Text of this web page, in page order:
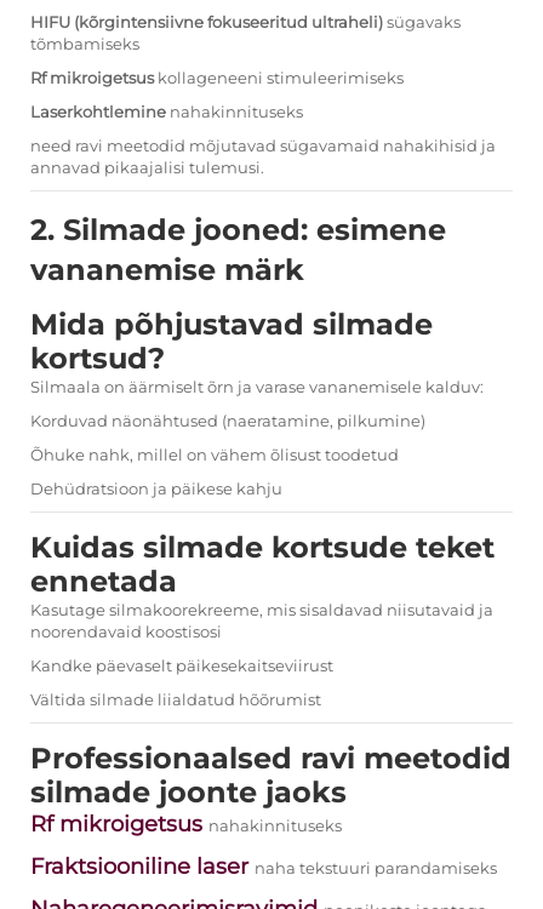
HIFU (kõrgintensiivne fokuseeritud ultraheli)sügavaks
tõmbamiseks
Rf mikroigetsuskollageneeni stimuleerimiseks
Laserkohtlemine nahakinnituseks
need ravi meetodid mõjutavad sügavamaid nahakihisid ja
annavad pikaajalisi tulemusi.
2. Silmade jooned: esimene
vananemise märk
Mida põhjustavad silmade
kortsud?
Silmaala on äärmiselt õrn ja varase vananemisele kalduv:
Korduvad näonähtused (naeratamine, pilkumine)
Õhuke nahk, millel on vähem õlisust toodetud
Dehüdratsioon ja päikese kahju
Kuidas silmade kortsude teket
ennetada
Kasutage silmakoorekreeme, mis sisaldavad niisutavaid ja
noorendavaid koostisosi
Kandke päevaselt päikesekaitseviirust
Vältida silmade liialdatud hõõrumist
Professionaalsed ravi meetodid
silmade joonte jaoks
Rf mikroigetsus nahakinnituseks
Fraktsiooniline laser naha tekstuuri parandamiseks